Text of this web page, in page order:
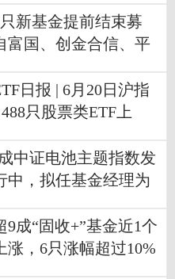
新基金提前结束募
富国、创金合信、平
日报 | 6月20日沪指
只股票类ETF上
中证电池主题指数发
中，拟任基金经理为
9成“固收+”基金近1个
涨，6只涨幅超过10%